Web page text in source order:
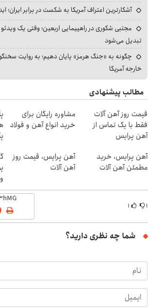
آشکارترین اعتراف آمریکا به شکست در برابر ایران؛
مجتبی شکوری در راهپیمایی اربعین؛ وقتی یک ویدئو
تبدیل می‌شود
چگونه به «جنگ هرمز» پایان دهیم؛ به روایت
خارجه آمریکا
مطالب پیشنهادی
قیمت روز آهن آلات
فقط با یک تماس از
آهن پرایس
مشاوره رایگان برای
خرید انواع آهن و فولاد
آهن پرایس، خرید
مطمئن آهن آلات
آهن پرایس، قیمت روز
آهن آلات
۱ ۱
شما چه نظری دارید؟